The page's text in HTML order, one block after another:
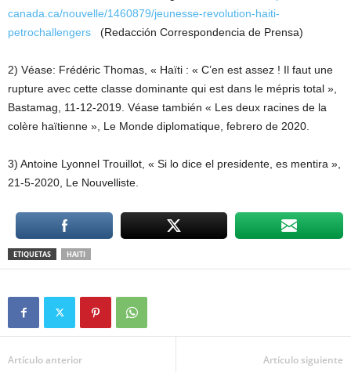
canada.ca/nouvelle/1460879/jeunesse-revolution-haiti-
petrochallengers
(Redacción Correspondencia de Prensa)
2) Véase: Frédéric Thomas, « Haïti : « C’en est assez ! Il faut une
rupture avec cette classe dominante qui est dans le mépris total »,
Bastamag, 11-12-2019. Véase también « Les deux racines de la
colère haïtienne », Le Monde diplomatique, febrero de 2020.
3) Antoine Lyonnel Trouillot, « Si lo dice el presidente, es mentira »,
21-5-2020, Le Nouvelliste.
ETIQUETAS HAITI
Artículo anterior Artículo siguiente